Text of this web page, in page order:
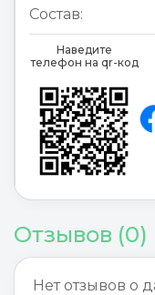
Состав:
Наведите
телефон на qr-код
Отзывов (0)
Нет отзывов о